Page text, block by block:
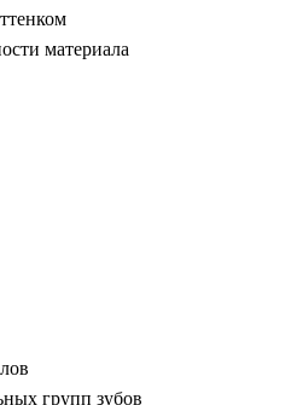
материала
групп зубов